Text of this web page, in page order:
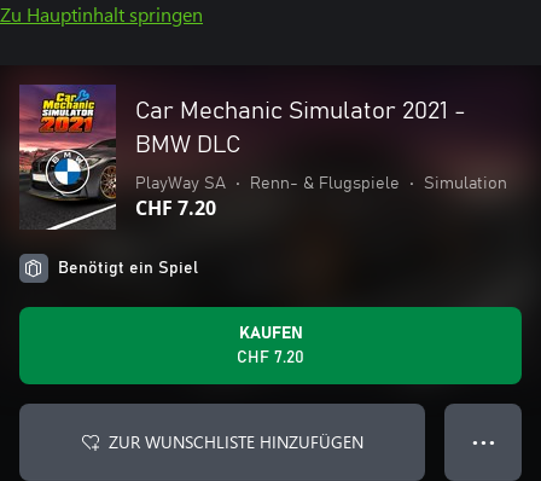
Zu Hauptinhalt springen
Car Mechanic Simulator 2021 -
BMW DLC
PlayWay SA • Renn- & Flugspiele • Simulation
CHF 7.20
Benötigt ein Spiel
KAUFEN
CHF 7.20
ZUR WUNSCHLISTE HINZUFÜGEN ● ● ●